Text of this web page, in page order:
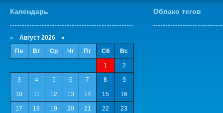
Календарь
« Август 2026 »
Пн
Вт Ср Чт Пт Сб Вс
1 2
3 4 5 6 7 8 9
10 11 12 13 14 15 16
17 18 19 20 21 22 23
Облако тегов